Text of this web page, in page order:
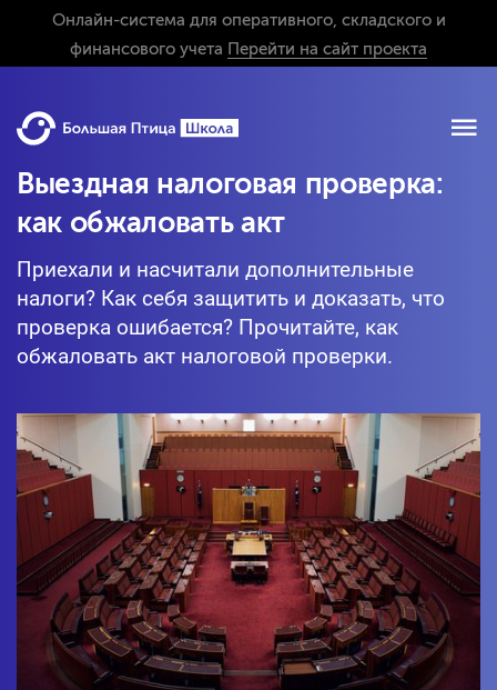
Онлайн-система для оперативного, складского и
финансового учета Перейти на сайт проекта
Выездная налоговая проверка:
как обжаловать акт
Приехали и насчитали дополнительные
налоги? Как себя защитить и доказать, что
проверка ошибается? Прочитайте, как
обжаловать акт налоговой проверки.